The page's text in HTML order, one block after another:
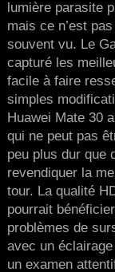
lumière parasite
mais ce n’est
souvent vu. Le
capturé les
facile à faire
simples
Huawei Mate 30
qui ne peut pas
peu plus dur que
revendiquer la
tour. La qualité
pourrait
problèmes de
avec un
un examen